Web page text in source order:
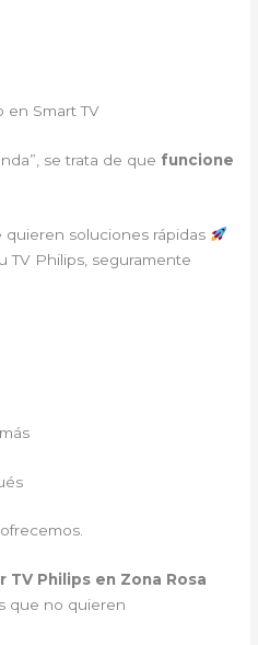
en Smart TV
se trata de que funcione
soluciones rápidas
TV Philips, seguramente
TV Philips en Zona Rosa
que no quieren